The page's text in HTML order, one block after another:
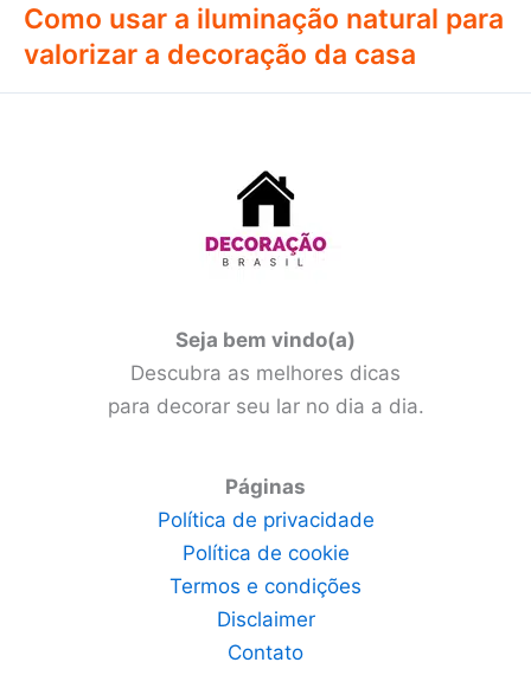
Como usar a iluminação natural para
valorizar a decoração da casa
Seja bem vindo(a)
Descubra as melhores dicas
para decorar seu lar no dia a dia.
Páginas
Política de privacidade
Política de cookie
Termos e condições
Disclaimer
Contato